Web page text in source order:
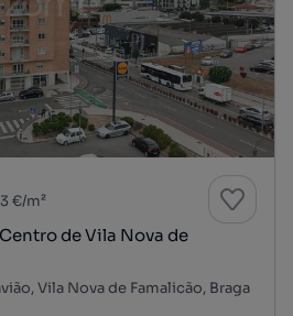
€/m²
de Vila Nova de
Vila Nova de Famalicão, Braga